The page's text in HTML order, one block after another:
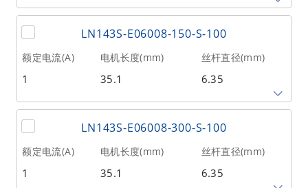
2 20 0.21
丝杆导程(mm) 丝杆长度(mm) 额定推力(N
@300RPM)
相数 转子惯量(g•cm²) 重量(kg)
2 20 0.21
LN143S-E06008-150-S-100
额定电流(A) 电机长度(mm) 丝杆直径(mm)
1 35.1 6.35
丝杆导程(mm) 丝杆长度(mm) 额定推力(N
@300RPM)
相数 转子惯量(g•cm²) 重量(kg)
LN143S-E06008-300-S-100
额定电流(A) 电机长度(mm) 丝杆直径(mm)
1 35.1 6.35